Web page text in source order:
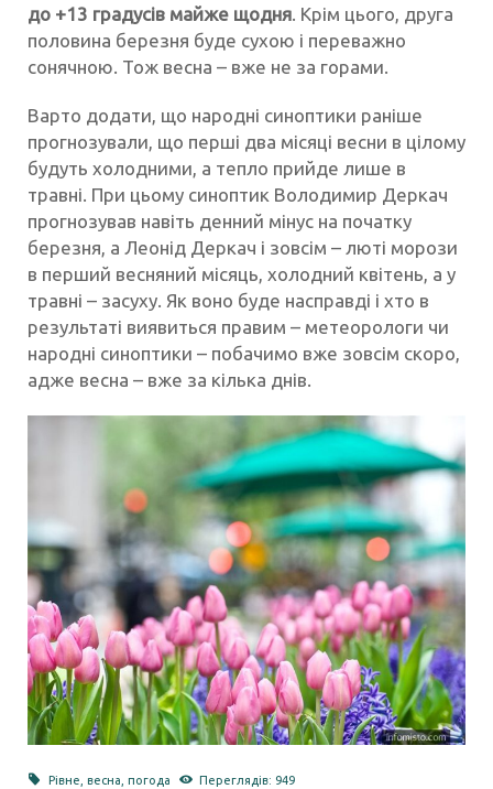
до +13 градусів майже щодня. Крім цього, друга
половина березня буде сухою і переважно
сонячною. Тож весна – вже не за горами.
Варто додати, що народні синоптики раніше
прогнозували, що перші два місяці весни в цілому
будуть холодними, а тепло прийде лише в
травні. При цьому синоптик Володимир Деркач
прогнозував навіть денний мінус на початку
березня, а Леонід Деркач і зовсім – люті морози
в перший весняний місяць, холодний квітень, а у
травні – засуху. Як воно буде насправді і хто в
результаті виявиться правим – метеорологи чи
народні синоптики – побачимо вже зовсім скоро,
адже весна – вже за кілька днів.
Рівне ,весна ,погода Переглядів: 949